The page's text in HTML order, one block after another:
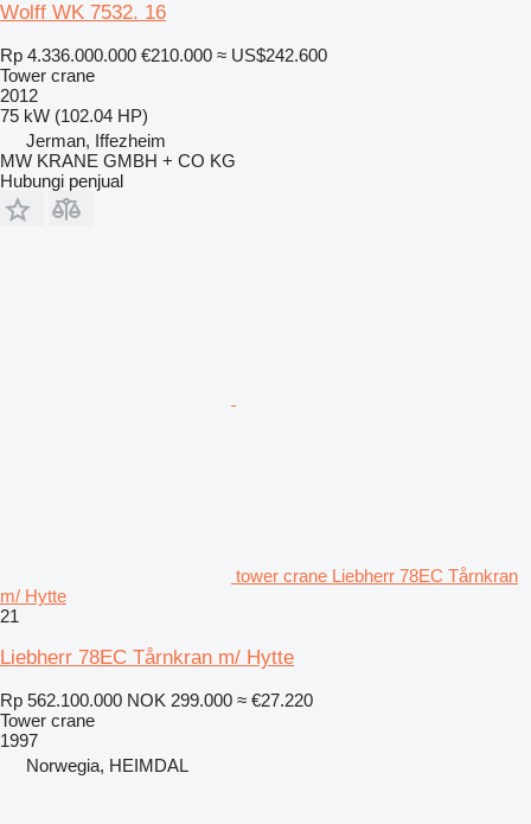
Wolff WK 7532. 16
Rp 4.336.000.000 €210.000 ≈ US$242.600
Tower crane
2012
75 kW (102.04 HP)
Jerman, Iffezheim
MW KRANE GMBH + CO KG
Hubungi penjual
tower crane Liebherr 78EC Tårnkran
m/ Hytte
21
Liebherr 78EC Tårnkran m/ Hytte
Rp 562.100.000 NOK 299.000 ≈ €27.220
Tower crane
1997
Norwegia, HEIMDAL